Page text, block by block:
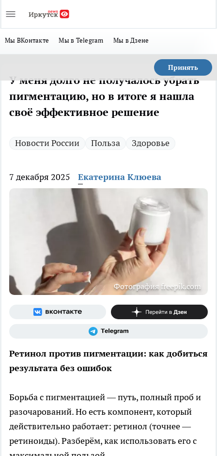
Мы ВКонтакте Мы в Telegram Мы в Дзене
Принять
У меня долго не получалось убрать
пигментацию, но в итоге я нашла
своё эффективное решение
Новости России Польза Здоровье
7 декабря 2025 Екатерина Клюева
Фотография freepik.com
Ретинол против пигментации: как добиться
результата без ошибок
Борьба с пигментацией — путь, полный проб и
разочарований. Но есть компонент, который
действительно работает: ретинол (точнее —
ретиноиды). Разберём, как использовать его с